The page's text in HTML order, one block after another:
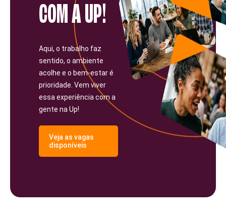
COM A UP!
Aqui, o trabalho faz
sentido, o ambiente
acolhe e o bem-estar é
prioridade. Vem viver
essa experiência com a
gente na Up!
Veja as vagas
disponíveis